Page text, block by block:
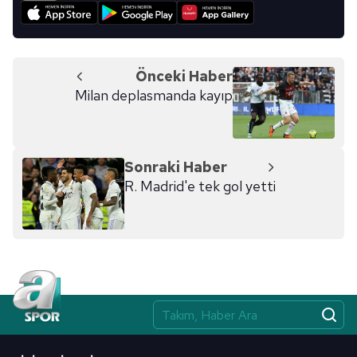
verileriniz işlenmekte olup gerekli olan çerezler bilgi
toplumu hizmetlerinin sunulması amacıyla
kılınması ve kişiselleştirilmesi ve sizlere yönelik
reklam/pazarlama faaliyetlerinin yapılması, amaçlarıyla
sınırlı olarak açık rızanız dahilinde kullanılacaktır.
Çerezlere ilişkin tercihlerinizi aşağıda yer alan panel
vasıtasıyla belirleyebilirsiniz. Çerezlere ilişkin detaylı bilgi
için Ayarlar butonuna tıklayabilir,
Çerez Bilgilendirme
Metnimiziziyaret edebilirsiniz.
ilgili mevzuata uygun olarak kullanılan çerezlerle ilgili bilgi
almak için lütfentıklayınız.
Önceki Haber
Milan deplasmanda kayıp
Sonraki Haber
R. Madrid'e tek gol yetti